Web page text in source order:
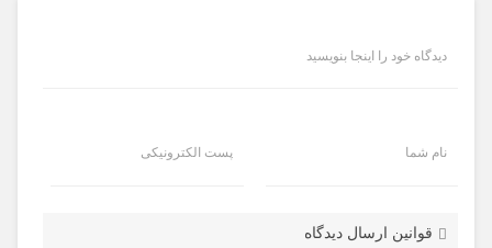
دیدگاه خود را اینجا بنویسید
نام شما پست الکترونیکی
قوانین ارسال دیدگاه